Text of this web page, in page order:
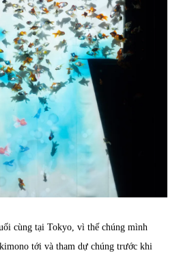
cùng tại Tokyo, vì thế chúng mình
tới và tham dự chúng trước khi